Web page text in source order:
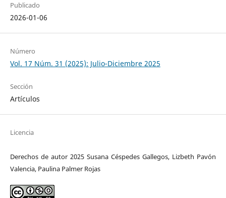
Publicado
2026-01-06
Número
Vol. 17 Núm. 31 (2025): Julio-Diciembre 2025
Sección
Artículos
Licencia
Derechos de autor 2025 Susana Céspedes Gallegos, Lizbeth Pavón
Valencia, Paulina Palmer Rojas